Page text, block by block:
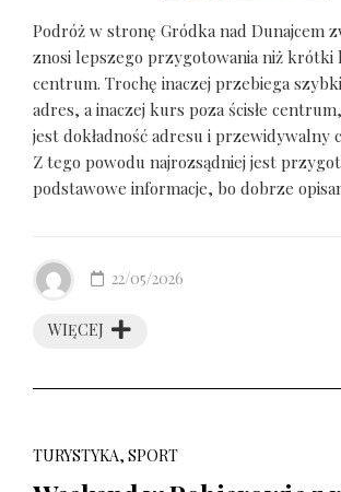
Podróż w stronę Gródka nad Dunajcem
znosi lepszego przygotowania niż krótki
centrum. Trochę inaczej przebiega
adres, a inaczej kurs poza ścisłe
jest dokładność adresu i przewidywalny
Z tego powodu najrozsądniej jest
podstawowe informacje, bo dobrze
WIĘCEJ
22/05/2026
TURYSTYKA, SPORT